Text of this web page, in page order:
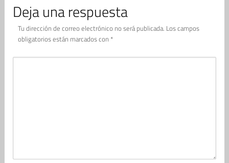
Deja una respuesta
Tu dirección de correo electrónico no será publicada. Los campos
obligatorios están marcados con *